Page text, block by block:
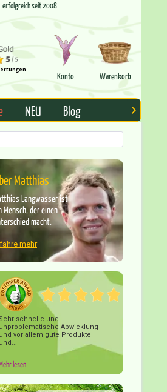
erfolgreich seit 2008
Konto Warenkorb
NEU Blog 
Matthias
Langwasser ist
Mensch, der einen
macht.
mehr
Sehr schnelle und
unproblematische Abwicklung
und vor allem gute Produkte
und...
lesen